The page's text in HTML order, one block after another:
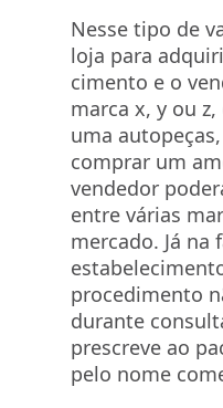
Nesse tipo de
loja para
cimento e o
marca x, y ou
uma
comprar um
vendedor
entre várias
mercado. Já na
procedimento
durante
prescreve ao
pelo nome